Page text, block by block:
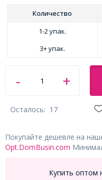
Количество
1-2 упак.
3+ упак.
Осталось: 17
Покупайте дешевле на
Opt.DomBusin.com
Купить оптом